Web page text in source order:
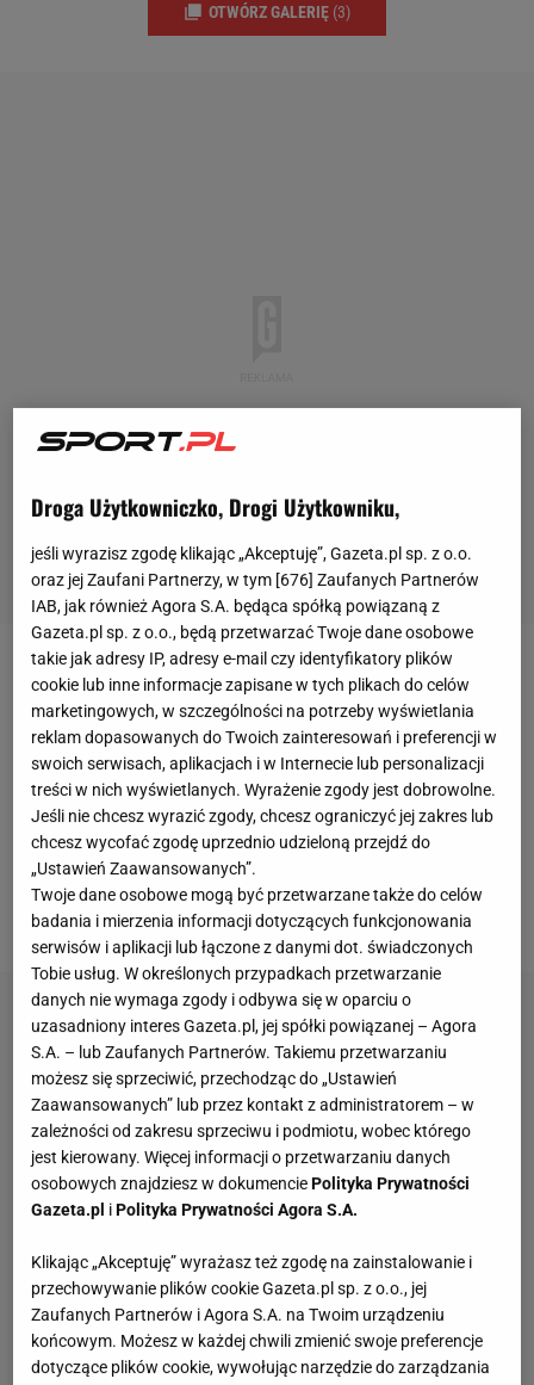
OTWÓRZ GALERIĘ (3)
Pod koniec lutego Sebastian Baez był pełen energii i
poczucia, że wykonana ciężka praca przynosi efekty.
Ostatnim z nich był finałturniejuw Santiago. Potem
jednak uśmiech stopniowo znikał z twarzy 21-
letniegotenisisty. W kolejnych pięciu występach w
zawodach pod szyldem ATP przegrał wszystkie pięć
spotkań w głównej drabince. Na złą passę złożyła
się m.in. porażka zKamilem Majchrzakiemw Miami.
Droga Użytkowniczko, Drogi Użytkowniku,
jeśli wyrazisz zgodę klikając „Akceptuję”, Gazeta.pl sp. z o.o.
oraz jej Zaufani Partnerzy, w tym [676] Zaufanych Partnerów
IAB, jak również Agora S.A. będąca spółką powiązaną z
Gazeta.pl sp. z o.o., będą przetwarzać Twoje dane osobowe
takie jak adresy IP, adresy e-mail czy identyfikatory plików
cookie lub inne informacje zapisane w tych plikach do celów
marketingowych, w szczególności na potrzeby wyświetlania
reklam dopasowanych do Twoich zainteresowań i preferencji w
swoich serwisach, aplikacjach i w Internecie lub personalizacji
treści w nich wyświetlanych. Wyrażenie zgody jest dobrowolne.
Jeśli nie chcesz wyrazić zgody, chcesz ograniczyć jej zakres lub
chcesz wycofać zgodę uprzednio udzieloną przejdź do
„Ustawień Zaawansowanych”.
Twoje dane osobowe mogą być przetwarzane także do celów
badania i mierzenia informacji dotyczących funkcjonowania
serwisów i aplikacji lub łączone z danymi dot. świadczonych
Tobie usług. W określonych przypadkach przetwarzanie
danych nie wymaga zgody i odbywa się w oparciu o
uzasadniony interes Gazeta.pl, jej spółki powiązanej – Agora
S.A. – lub Zaufanych Partnerów. Takiemu przetwarzaniu
możesz się sprzeciwić, przechodząc do „Ustawień
Zaawansowanych” lub przez kontakt z administratorem – w
zależności od zakresu sprzeciwu i podmiotu, wobec którego
jest kierowany. Więcej informacji o przetwarzaniu danych
osobowych znajdziesz w dokumenciePolityka Prywatności
Gazeta.pl iPolityka Prywatności Agora S.A.
Klikając „Akceptuję” wyrażasz też zgodę na zainstalowanie i
przechowywanie plików cookie Gazeta.pl sp. z o.o., jej
Zaufanych Partnerów i Agora S.A. na Twoim urządzeniu
końcowym. Możesz w każdej chwili zmienić swoje preferencje
dotyczące plików cookie, wywołując narzędzie do zarządzania